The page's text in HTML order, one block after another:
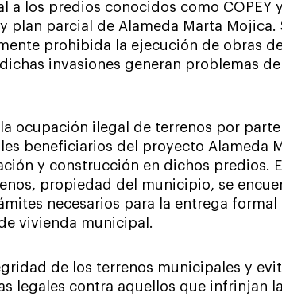
a los predios conocidos como COPEY y
plan parcial de Alameda Marta Mojica.
prohibida la ejecución de obras
invasiones generan problemas
ocupación ilegal de terrenos por
beneficiarios del proyecto Alameda
y construcción en dichos predios.
propiedad del municipio, se
necesarios para la entrega formal
vivienda municipal.
de los terrenos municipales y
legales contra aquellos que infrinjan